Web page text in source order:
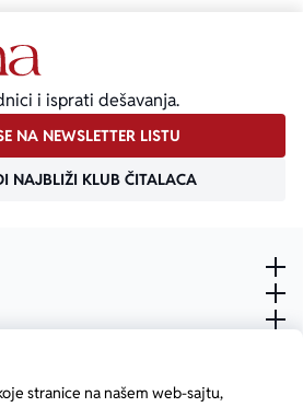
stranice na našem web-sajtu,
i isprati dešavanja.
NA NEWSLETTER LISTU
NAJBLIŽI KLUB ČITALACA